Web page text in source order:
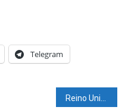
Telegram
Reino Unido afirma que sanções buscam ‘derrubar Putin’